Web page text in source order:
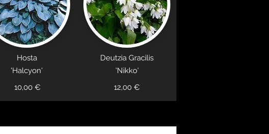
Hosta
'Halcyon'
10,00 €
Deutzia Gracilis
'Nikko'
12,00 €